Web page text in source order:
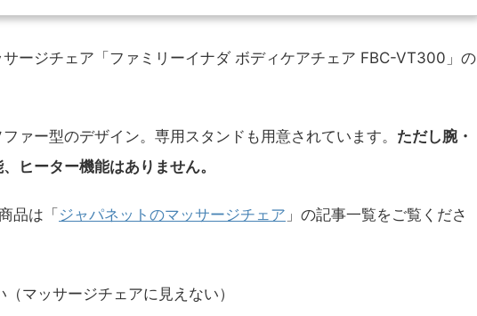
サージチェア「ファミリーイナダ ボディケアチェア FBC-VT300」の
ァー型のデザイン。専用スタンドも用意されています。 ただし腕・
ヒーター機能はありません。
品は「 ジャパネットのマッサージチェア 」の記事一覧をご覧くださ
マッサージチェアに見えない）